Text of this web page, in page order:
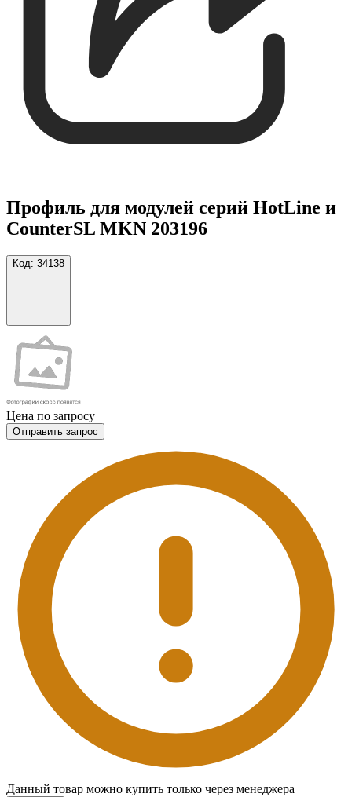
Профиль для модулей серий HotLine и
CounterSL MKN 203196
Код: 34138
Цена по запросу
Отправить запрос
Данный товар можно купить только через менеджера